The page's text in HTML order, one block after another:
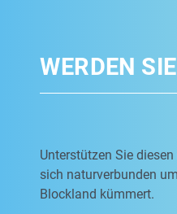
WERDEN
Unterstützen Sie
sich naturverbunden
Blockland kümmert.